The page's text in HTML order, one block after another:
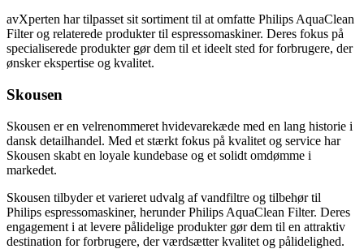
avXperten har tilpasset sit sortiment til at omfatte Philips AquaClean
Filter og relaterede produkter til espressomaskiner. Deres fokus på
specialiserede produkter gør dem til et ideelt sted for forbrugere, der
ønsker ekspertise og kvalitet.
Skousen
Skousen er en velrenommeret hvidevarekæde med en lang historie i
dansk detailhandel. Med et stærkt fokus på kvalitet og service har
Skousen skabt en loyale kundebase og et solidt omdømme i
markedet.
Skousen tilbyder et varieret udvalg af vandfiltre og tilbehør til
Philips espressomaskiner, herunder Philips AquaClean Filter. Deres
engagement i at levere pålidelige produkter gør dem til en attraktiv
destination for forbrugere, der værdsætter kvalitet og pålidelighed.